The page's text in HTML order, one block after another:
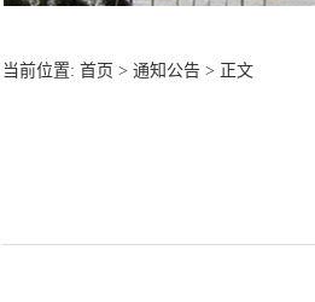
当前位置: 首页 > 通知公告 > 正文